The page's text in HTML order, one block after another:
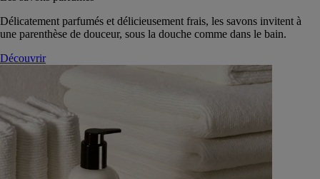
Délicatement parfumés et délicieusement frais, les savons invitent à
une parenthèse de douceur, sous la douche comme dans le bain.
Découvrir